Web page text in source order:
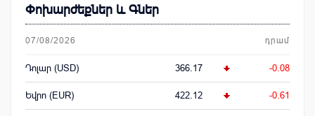
Փոխարժեքներ և Գներ
07/08/2026 դրամ
Դոլար (USD) 366.17 -0.08
Եվրո (EUR) 422.12 -0.61